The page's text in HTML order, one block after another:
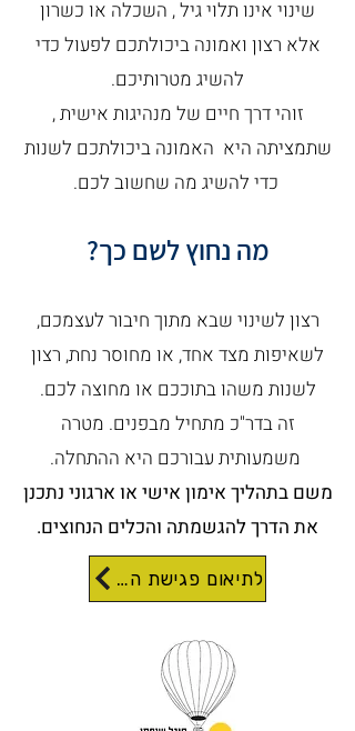
שינוי אינו תלוי גיל , השכלה או כשרון
אלא רצון ואמונה ביכולתכם לפעול כדי
להשיג מטרותיכם.
זוהי דרך חיים של מנהיגות אישית ,
שתמציתה היא האמונה ביכולתכם לשנות
כדי להשיג מה שחשוב לכם.
מה נחוץ לשם כך?
רצון לשינוי שבא מתוך חיבור לעצמכם,
לשאיפות מצד אחד, או מחוסר נחת, רצון
לשנות משהו בתוככם או מחוצה לכם.
זה בדר"כ מתחיל מבפנים. מטרה
משמעותית עבורכם היא ההתחלה.
משם בתהליך אימון אישי או ארגוני נתכנן
את הדרך להגשמתה והכלים הנחוצים.
לתיאום פגישת היכרות